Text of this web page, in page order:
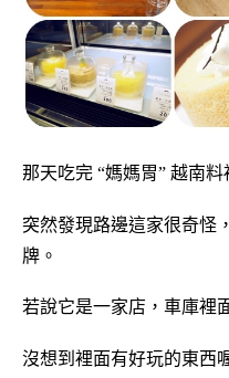
那天吃完 “媽媽胃” 越南
突然發現路邊這家很奇怪
牌。
若說它是一家店，車庫裡
沒想到裡面有好玩的東西